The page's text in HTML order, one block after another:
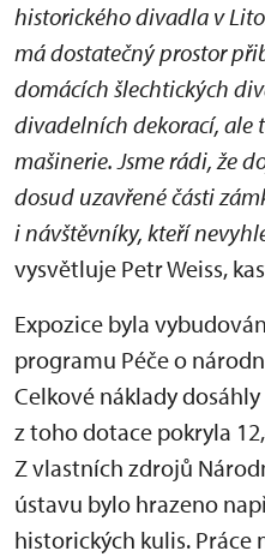
historického divadla v
má dostatečný prostor
domácích šlechtických
divadelních dekorací, ale
mašinerie. Jsme rádi, že
dosud uzavřené části
i návštěvníky, kteří
vysvětluje Petr Weiss,
Expozice byla
programu Péče o
Celkové náklady
z toho dotace pokryla
Z vlastních zdrojů
ústavu bylo hrazeno
historických kulis. Práce